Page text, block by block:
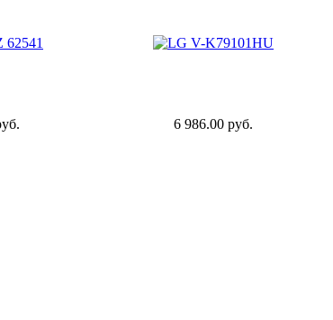
6 986.00 руб.